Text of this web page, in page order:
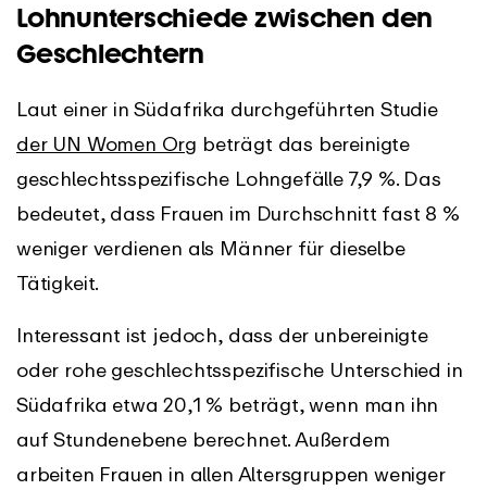
Lohnunterschiede zwischen den
Geschlechtern
Laut einer in Südafrika durchgeführten Studie
der UN Women Org beträgt das bereinigte
geschlechtsspezifische Lohngefälle 7,9 %. Das
bedeutet, dass Frauen im Durchschnitt fast 8 %
weniger verdienen als Männer für dieselbe
Tätigkeit.
Interessant ist jedoch, dass der unbereinigte
oder rohe geschlechtsspezifische Unterschied in
Südafrika etwa 20,1 % beträgt, wenn man ihn
auf Stundenebene berechnet. Außerdem
arbeiten Frauen in allen Altersgruppen weniger